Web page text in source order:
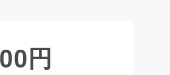
ファッション円